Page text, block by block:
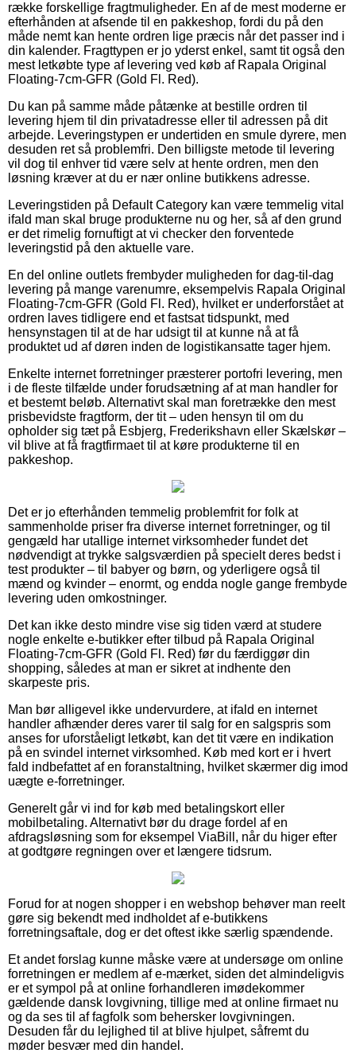
række forskellige fragtmuligheder. En af de mest moderne er
efterhånden at afsende til en pakkeshop, fordi du på den
måde nemt kan hente ordren lige præcis når det passer ind i
din kalender. Fragttypen er jo yderst enkel, samt tit også den
mest letkøbte type af levering ved køb af Rapala Original
Floating-7cm-GFR (Gold Fl. Red).
Du kan på samme måde påtænke at bestille ordren til
levering hjem til din privatadresse eller til adressen på dit
arbejde. Leveringstypen er undertiden en smule dyrere, men
desuden ret så problemfri. Den billigste metode til levering
vil dog til enhver tid være selv at hente ordren, men den
løsning kræver at du er nær online butikkens adresse.
Leveringstiden på Default Category kan være temmelig vital
ifald man skal bruge produkterne nu og her, så af den grund
er det rimelig fornuftigt at vi checker den forventede
leveringstid på den aktuelle vare.
En del online outlets frembyder muligheden for dag-til-dag
levering på mange varenumre, eksempelvis Rapala Original
Floating-7cm-GFR (Gold Fl. Red), hvilket er underforstået at
ordren laves tidligere end et fastsat tidspunkt, med
hensynstagen til at de har udsigt til at kunne nå at få
produktet ud af døren inden de logistikansatte tager hjem.
Enkelte internet forretninger præsterer portofri levering, men
i de fleste tilfælde under forudsætning af at man handler for
et bestemt beløb. Alternativt skal man foretrække den mest
prisbevidste fragtform, der tit – uden hensyn til om du
opholder sig tæt på Esbjerg, Frederikshavn eller Skælskør –
vil blive at få fragtfirmaet til at køre produkterne til en
pakkeshop.
Det er jo efterhånden temmelig problemfrit for folk at
sammenholde priser fra diverse internet forretninger, og til
gengæld har utallige internet virksomheder fundet det
nødvendigt at trykke salgsværdien på specielt deres bedst i
test produkter – til babyer og børn, og yderligere også til
mænd og kvinder – enormt, og endda nogle gange frembyde
levering uden omkostninger.
Det kan ikke desto mindre vise sig tiden værd at studere
nogle enkelte e-butikker efter tilbud på Rapala Original
Floating-7cm-GFR (Gold Fl. Red) før du færdiggør din
shopping, således at man er sikret at indhente den
skarpeste pris.
Man bør alligevel ikke undervurdere, at ifald en internet
handler afhænder deres varer til salg for en salgspris som
anses for uforståeligt letkøbt, kan det tit være en indikation
på en svindel internet virksomhed. Køb med kort er i hvert
fald indbefattet af en foranstaltning, hvilket skærmer dig imod
uægte e-forretninger.
Generelt går vi ind for køb med betalingskort eller
mobilbetaling. Alternativt bør du drage fordel af en
afdragsløsning som for eksempel ViaBill, når du higer efter
at godtgøre regningen over et længere tidsrum.
Forud for at nogen shopper i en webshop behøver man reelt
gøre sig bekendt med indholdet af e-butikkens
forretningsaftale, dog er det oftest ikke særlig spændende.
Et andet forslag kunne måske være at undersøge om online
forretningen er medlem af e-mærket, siden det almindeligvis
er et sympol på at online forhandleren imødekommer
gældende dansk lovgivning, tillige med at online firmaet nu
og da ses til af fagfolk som behersker lovgivningen.
Desuden får du lejlighed til at blive hjulpet, såfremt du
møder besvær med din handel.